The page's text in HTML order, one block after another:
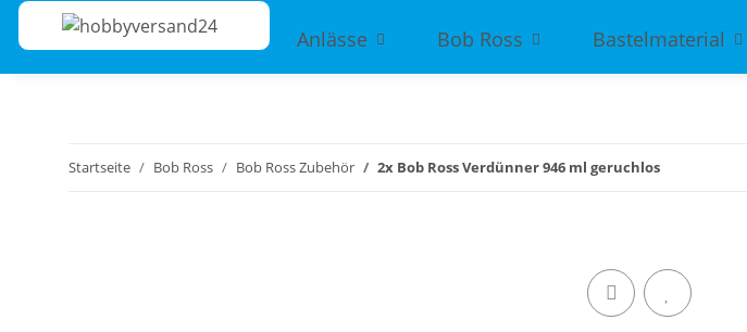
Anlässe Bob Ross Bastelmaterial
Startseite Bob Ross Bob Ross Zubehör 2x Bob Ross Verdünner 946 ml geruchlos